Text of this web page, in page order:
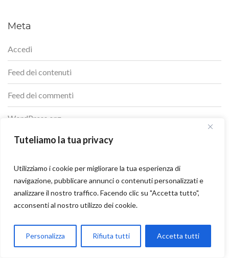
Tuteliamo la tua privacy
Utilizziamo i cookie per migliorare la tua esperienza di
navigazione, pubblicare annunci o contenuti personalizzati e
analizzare il nostro traffico. Facendo clic su "Accetta tutto",
acconsenti al nostro utilizzo dei cookie.
Personalizza Rifiuta tutti Accetta tutti
Meta
Accedi
Feed dei contenuti
Feed dei commenti
WordPress.org
PREVIOUS
Kielce, Polonia: una gemma nascosta tra le
curve del cuore europeo
Parla con Motoexplora